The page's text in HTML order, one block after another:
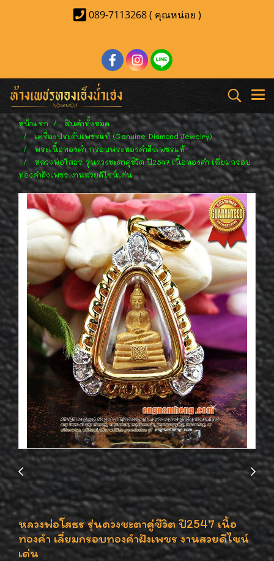
089-7113268 ( คุณหน่อย )
หน้าแรก
สินค้าทั้งหมด
เครื่องประดับเพชรแท้ (Genuine Diamond Jewelry)
พระเนื้อทองคำ กรอบพระทองคำฝังเพชรแท้
หลวงพ่อโสธร รุ่นดวงชะตาคู่ชีวิต ปี2547 เนื้อทองคำ เลี่ยมกรอบ
ทองคำฝังเพชร งานสวยดีไซน์เด่น
หลวงพ่อโสธร รุ่นดวงชะตาคู่ชีวิต ปี2547 เนื้อ
ทองคำ เลี่ยมกรอบทองคำฝังเพชร งานสวยดีไซน์
เด่น